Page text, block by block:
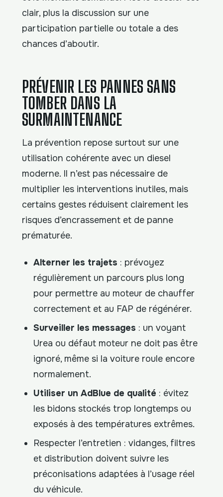
clair, plus la discussion sur une
participation partielle ou totale a des
chances d’aboutir.
PRÉVENIR LES PANNES SANS
TOMBER DANS LA
SURMAINTENANCE
La prévention repose surtout sur une
utilisation cohérente avec un diesel
moderne. Il n’est pas nécessaire de
multiplier les interventions inutiles, mais
certains gestes réduisent clairement les
risques d’encrassement et de panne
prématurée.
Alterner les trajets : prévoyez
régulièrement un parcours plus long
pour permettre au moteur de chauffer
correctement et au FAP de régénérer.
Surveiller les messages : un voyant
Urea ou défaut moteur ne doit pas être
ignoré, même si la voiture roule encore
normalement.
Utiliser un AdBlue de qualité : évitez
les bidons stockés trop longtemps ou
exposés à des températures extrêmes.
Respecter l’entretien : vidanges, filtres
et distribution doivent suivre les
préconisations adaptées à l’usage réel
du véhicule.